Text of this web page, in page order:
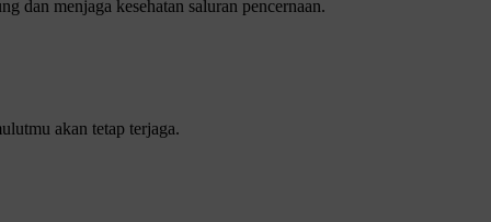
dan menjaga kesehatan saluran pencernaan.
akan tetap terjaga.